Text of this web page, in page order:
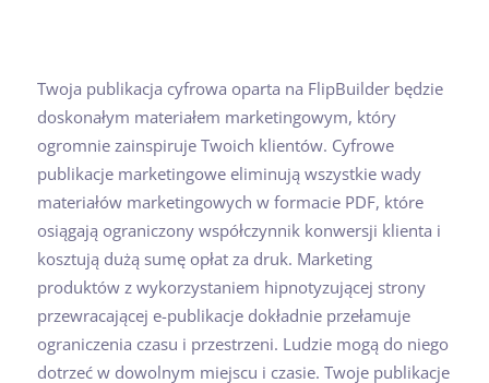
Twoja publikacja cyfrowa oparta na FlipBuilder będzie
doskonałym materiałem marketingowym, który
ogromnie zainspiruje Twoich klientów. Cyfrowe
publikacje marketingowe eliminują wszystkie wady
materiałów marketingowych w formacie PDF, które
osiągają ograniczony współczynnik konwersji klienta i
kosztują dużą sumę opłat za druk. Marketing
produktów z wykorzystaniem hipnotyzującej strony
przewracającej e-publikacje dokładnie przełamuje
ograniczenia czasu i przestrzeni. Ludzie mogą do niego
dotrzeć w dowolnym miejscu i czasie. Twoje publikacje